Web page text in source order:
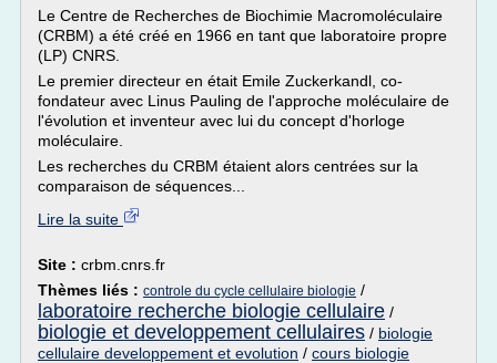
Le Centre de Recherches de Biochimie Macromoléculaire
(CRBM) a été créé en 1966 en tant que laboratoire propre
(LP) CNRS.
Le premier directeur en était Emile Zuckerkandl, co-
fondateur avec Linus Pauling de l'approche moléculaire de
l'évolution et inventeur avec lui du concept d'horloge
moléculaire.
Les recherches du CRBM étaient alors centrées sur la
comparaison de séquences...
Lire la suite
Site : crbm.cnrs.fr
Thèmes liés : controle du cycle cellulaire biologie /
laboratoire recherche biologie cellulaire /
biologie et developpement cellulaires / biologie
cellulaire developpement et evolution / cours biologie